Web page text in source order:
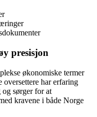
presisjon
økonomiske termer
oversettere har erfaring
sørger for at
kravene i både Norge